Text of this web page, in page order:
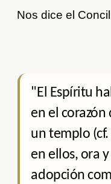
Nos dice el
"El Espíritu
en el corazón
un templo (cf.
en ellos, ora
adopción